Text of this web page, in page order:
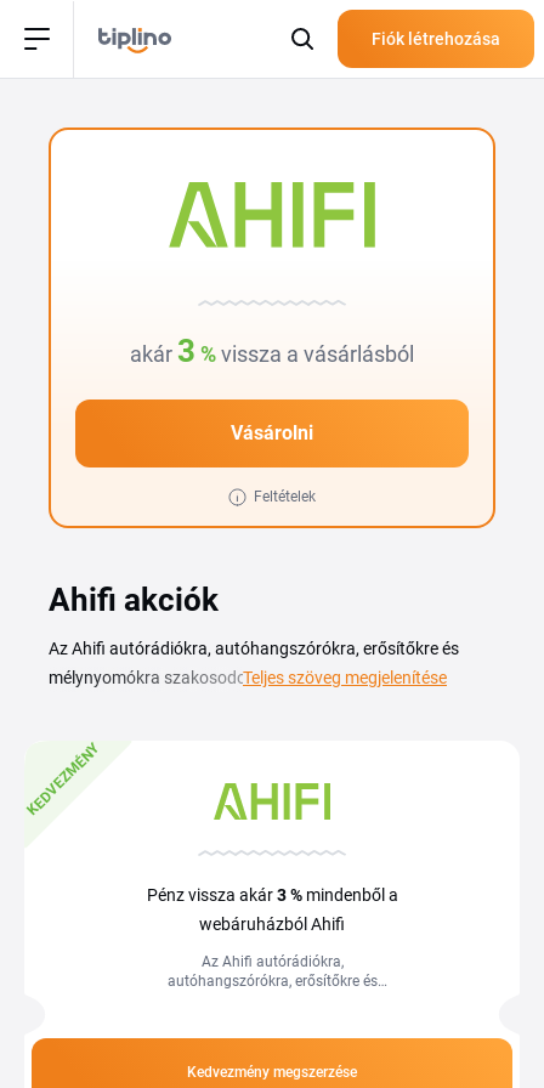
Fiók létrehozása
akár 3 %vissza a vásárlásból
Vásárolni
Feltételek
Ahifi akciók
Az Ahifi autórádiókra, autóhangszórókra, erősítőkre és
mélynyomókra szakosodott webáruház, ha autóhifit
Ahifi kuponkóddal kedvezményesebben rendelheted meg a
kiválasztott márkás termékeket. Az aktuális Ahifi kupon és
kedvezményes kód, amikor elérhető, itt található, így a
fejegység vagy a basszusláda cseréje előtt érdemes
Teljes szöveg megjelenítése
KEDVEZMÉNY
Pénz vissza akár3 %mindenből a
webáruházból Ahifi
Az Ahifi autórádiókra,
autóhangszórókra, erősítőkre és
megtalálod...
Kedvezmény megszerzése